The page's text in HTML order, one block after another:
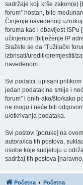
sadržaje koji krše zakon(e)
forum” hostan, bilo
Činjenje navedenog
foruma kao i obavijest ISPu
učinjenom [bilježenje IP
Slažete se da “Tužilački
izbrisati/urediti/premjestiti/
navedenom.
Svi podatci, upisani
jedan podatak ne smije i
forum” i onih-ako/što/kako
ne mogu i neće biti
u/otkrivanja podataka.
Svi postovi [poruke] na
autora/ica tih postova,
osobe koje sudjeluju u
sadržaj tih postova
Početna Početna